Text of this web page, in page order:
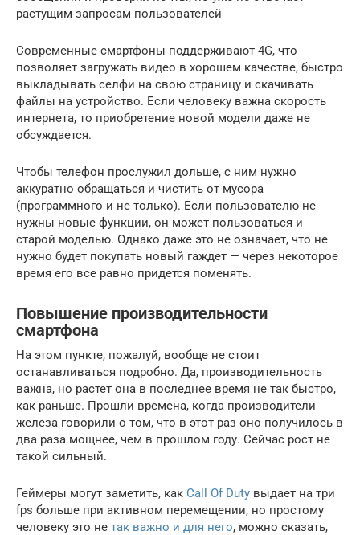
растущим запросам пользователей
Современные смартфоны поддерживают 4G, что
позволяет загружать видео в хорошем качестве, быстро
выкладывать селфи на свою страницу и скачивать
файлы на устройство. Если человеку важна скорость
интернета, то приобретение новой модели даже не
обсуждается.
Чтобы телефон прослужил дольше, с ним нужно
аккуратно обращаться и чистить от мусора
(программного и не только). Если пользователю не
нужны новые функции, он может пользоваться и
старой моделью. Однако даже это не означает, что не
нужно будет покупать новый гаждет — через некоторое
время его все равно придется поменять.
Повышение производительности
смартфона
На этом пункте, пожалуй, вообще не стоит
останавливаться подробно. Да, производительность
важна, но растет она в последнее время не так быстро,
как раньше. Прошли времена, когда производители
железа говорили о том, что в этот раз оно получилось в
два раза мощнее, чем в прошлом году. Сейчас рост не
такой сильный.
Геймеры могут заметить, как Call Of Duty выдает на три
fps больше при активном перемещении, но простому
человеку это не так важно и для него, можно сказать,